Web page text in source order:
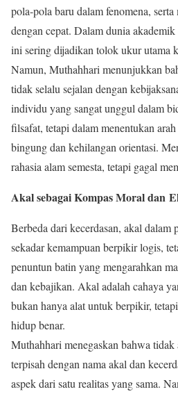
pola-pola baru dalam fenomena, serta
dengan cepat. Dalam dunia
ini sering dijadikan tolok ukur utama
Namun, Muthahhari menunjukkan
tidak selalu sejalan dengan
individu yang sangat unggul dalam
filsafat, tetapi dalam menentukan
bingung dan kehilangan orientasi.
rahasia alam semesta, tetapi gagal
Akal sebagai Kompas Moral dan
Berbeda dari kecerdasan, akal dalam
sekadar kemampuan berpikir logis,
penuntun batin yang mengarahkan
dan kebajikan. Akal adalah cahaya
bukan hanya alat untuk berpikir,
hidup benar.
Muthahhari menegaskan bahwa
terpisah dengan nama akal dan
aspek dari satu realitas yang sama.